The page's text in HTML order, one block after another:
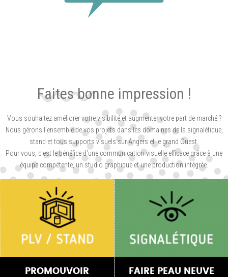
Faites bonne impression !
Vous souhaitez améliorer votre visibilité et augmenter votre part de marché ?
Nous gérons l'ensemble de vos projets dans les domaines de la signalétique,
stand et tous supports visuels sur Angers et le grand Ouest.
Pour vous, c'est le bénéfice d'une communication visuelle efficace grâce à une
équipe compétente, un studio graphique et une production intégrée.
PROMOUVOIR FAIRE PEAU NEUVE